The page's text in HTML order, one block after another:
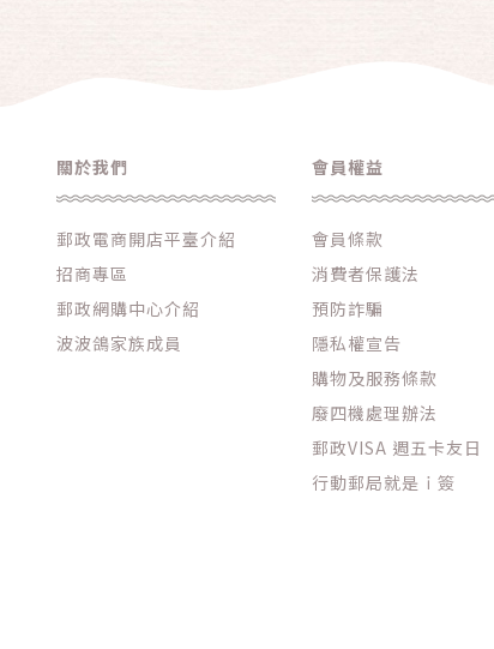
關於我們
郵政電商開店平臺介紹
招商專區
郵政網購中心介紹
波波鴿家族成員
會員權益
會員條款
消費者保護法
預防詐騙
隱私權宣告
購物及服務條款
廢四機處理辦法
郵政VISA 週五卡友日
行動郵局就是ｉ簽